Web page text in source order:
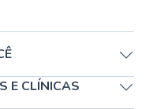
E CLÍNICAS